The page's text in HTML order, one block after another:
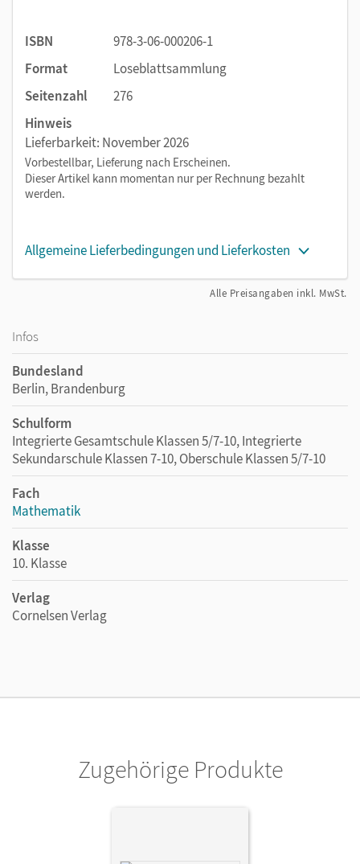
ISBN
978-3-06-000206-1
Format
Loseblattsammlung
Seitenzahl
276
Hinweis
Lieferbarkeit: November 2026
Vorbestellbar, Lieferung nach Erscheinen.
Dieser Artikel kann momentan nur per Rechnung bezahlt
werden.
Allgemeine Lieferbedingungen und Lieferkosten
Alle Preisangaben inkl. MwSt.
Infos
Bundesland
Berlin, Brandenburg
Schulform
Integrierte Gesamtschule Klassen 5/7-10, Integrierte
Sekundarschule Klassen 7-10, Oberschule Klassen 5/7-10
Fach
Mathematik
Klasse
10. Klasse
Verlag
Cornelsen Verlag
Zugehörige Produkte